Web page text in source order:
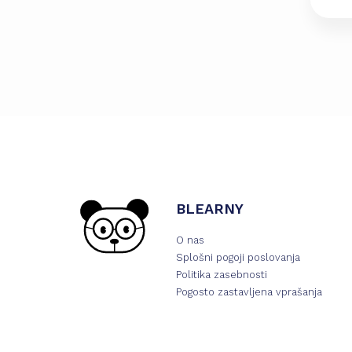
BLEARNY
O nas
Splošni pogoji poslovanja
Politika zasebnosti
Pogosto zastavljena vprašanja